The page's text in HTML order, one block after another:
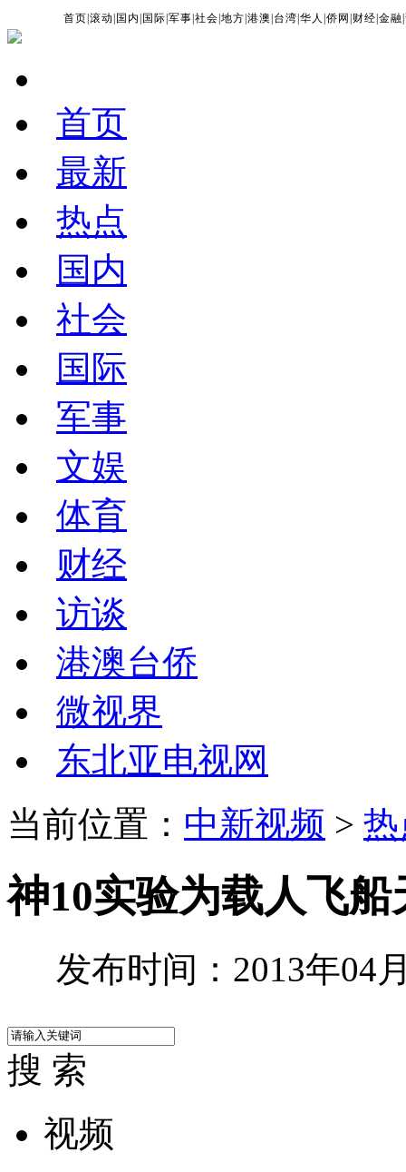
首页 |滚动 国内 国际 |军事 |社会 |地方 |港澳 台湾 |华人 |侨网 财经 |金融 |
首页
最新
热点
国内
社会
国际
军事
文娱
体育
财经
访谈
港澳台侨
微视界
东北亚电视网
当前位置： 中新视频 >
神10实验为载人飞
发布时间：2013年04
搜 索
视频